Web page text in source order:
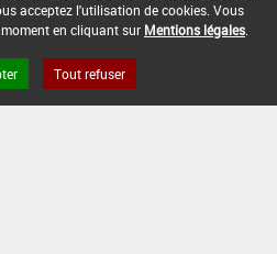
acceptez l'utilisation de cookies. Vous
en cliquant sur Mentions légales
Tout refuser